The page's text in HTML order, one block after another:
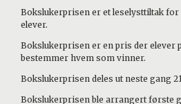
Bokslukerprisen er et leselysttiltak for
elever.
Bokslukerprisen er en pris der elever
bestemmer hvem som vinner.
Bokslukerprisen deles ut neste gang
Bokslukerprisen ble arrangert første